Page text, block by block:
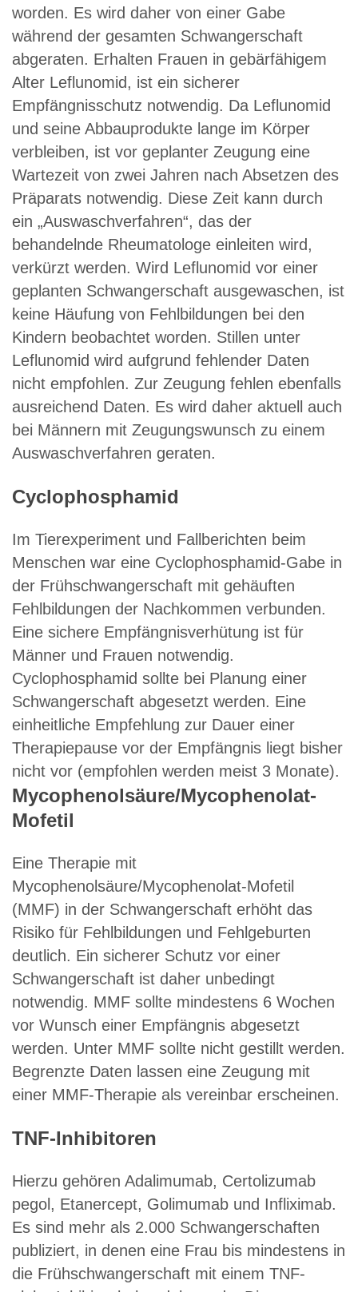
worden. Es wird daher von einer Gabe
während der gesamten Schwangerschaft
abgeraten. Erhalten Frauen in gebärfähigem
Alter Leflunomid, ist ein sicherer
Empfängnisschutz notwendig. Da Leflunomid
und seine Abbauprodukte lange im Körper
verbleiben, ist vor geplanter Zeugung eine
Wartezeit von zwei Jahren nach Absetzen des
Präparats notwendig. Diese Zeit kann durch
ein „Auswaschverfahren“, das der
behandelnde Rheumatologe einleiten wird,
verkürzt werden. Wird Leflunomid vor einer
geplanten Schwangerschaft ausgewaschen, ist
keine Häufung von Fehlbildungen bei den
Kindern beobachtet worden. Stillen unter
Leflunomid wird aufgrund fehlender Daten
nicht empfohlen. Zur Zeugung fehlen ebenfalls
ausreichend Daten. Es wird daher aktuell auch
bei Männern mit Zeugungswunsch zu einem
Auswaschverfahren geraten.
Cyclophosphamid
Im Tierexperiment und Fallberichten beim
Menschen war eine Cyclophosphamid-Gabe in
der Frühschwangerschaft mit gehäuften
Fehlbildungen der Nachkommen verbunden.
Eine sichere Empfängnisverhütung ist für
Männer und Frauen notwendig.
Cyclophosphamid sollte bei Planung einer
Schwangerschaft abgesetzt werden. Eine
einheitliche Empfehlung zur Dauer einer
Therapiepause vor der Empfängnis liegt bisher
nicht vor (empfohlen werden meist 3 Monate).
Mycophenolsäure/Mycophenolat-
Mofetil
Eine Therapie mit
Mycophenolsäure/Mycophenolat-Mofetil
(MMF) in der Schwangerschaft erhöht das
Risiko für Fehlbildungen und Fehlgeburten
deutlich. Ein sicherer Schutz vor einer
Schwangerschaft ist daher unbedingt
notwendig. MMF sollte mindestens 6 Wochen
vor Wunsch einer Empfängnis abgesetzt
werden. Unter MMF sollte nicht gestillt werden.
Begrenzte Daten lassen eine Zeugung mit
einer MMF-Therapie als vereinbar erscheinen.
TNF-Inhibitoren
Hierzu gehören Adalimumab, Certolizumab
pegol, Etanercept, Golimumab und Infliximab.
Es sind mehr als 2.000 Schwangerschaften
publiziert, in denen eine Frau bis mindestens in
die Frühschwangerschaft mit einem TNF-